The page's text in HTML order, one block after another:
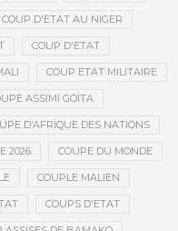
COUP D'ETAT AU NIGER
COUP D'ETAT
COUP ETAT MILITAIRE
ASSIMI GOÏTA
D’AFRIQUE DES NATIONS
2026 COUPE DU MONDE
COUPLE MALIEN
COUPS D'ETAT